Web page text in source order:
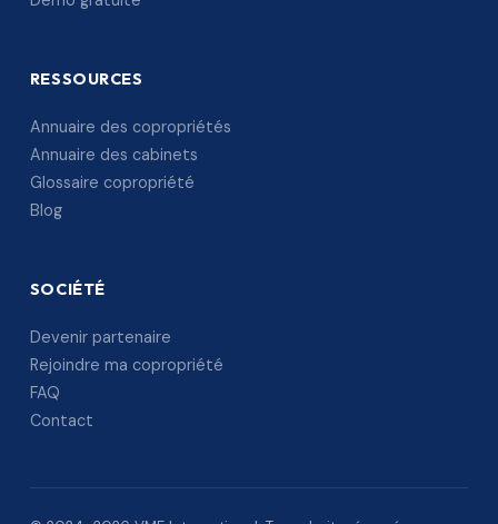
RESSOURCES
Annuaire des copropriétés
Annuaire des cabinets
Glossaire copropriété
Blog
SOCIÉTÉ
Devenir partenaire
Rejoindre ma copropriété
FAQ
Contact